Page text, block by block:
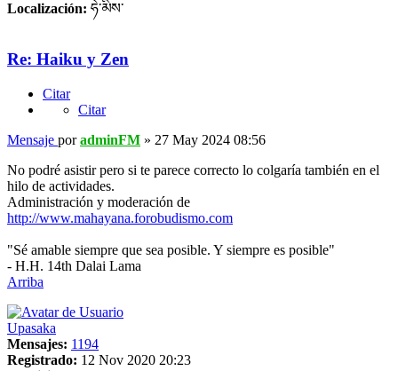
Localización: ཧེ་མིས་
Re: Haiku y Zen
Citar
Citar
Mensaje poradminFM » 27 May 2024 08:56
No podré asistir pero si te parece correcto lo colgaría también en el
hilo de actividades.
Administración y moderación de
http://www.mahayana.forobudismo.com
"Sé amable siempre que sea posible. Y siempre es posible"
- H.H. 14th Dalai Lama
Arriba
Upasaka
Mensajes: 1194
Registrado: 12 Nov 2020 20:23